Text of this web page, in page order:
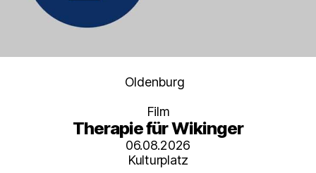
Kategorien
Oldenburg
Film
Therapie für Wikinger
06.08.2026
Kulturplatz